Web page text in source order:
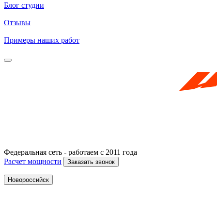
Блог студии
Отзывы
Примеры наших работ
Федеральная сеть - работаем с 2011 года
Расчет мощности
Заказать звонок
Новороссийск